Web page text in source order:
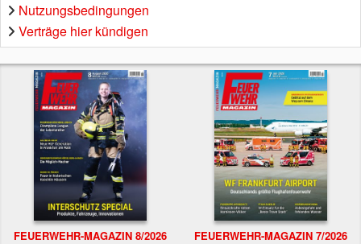
Nutzungsbedingungen
Verträge hier kündigen
FEUERWEHR-MAGAZIN 8/2026 FEUERWEHR-MAGAZIN 7/2026